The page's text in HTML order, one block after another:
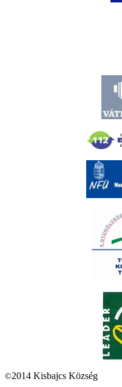
©2014 Kisbajcs Község